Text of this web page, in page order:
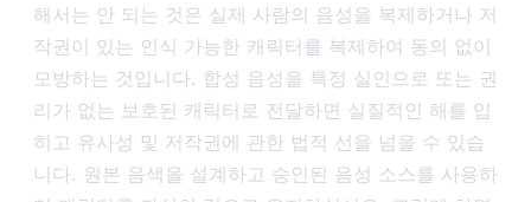
해서는 안 되는 것은 실제 사람의 음성을 복제하거나 저
작권이 있는 인식 가능한 캐릭터를 복제하여 동의 없이
모방하는 것입니다. 합성 음성을 특정 실인으로 또는 권
리가 없는 보호된 캐릭터로 전달하면 실질적인 해를 입
히고 유사성 및 저작권에 관한 법적 선을 넘을 수 있습
니다. 원본 음색을 설계하고 승인된 음성 소스를 사용하